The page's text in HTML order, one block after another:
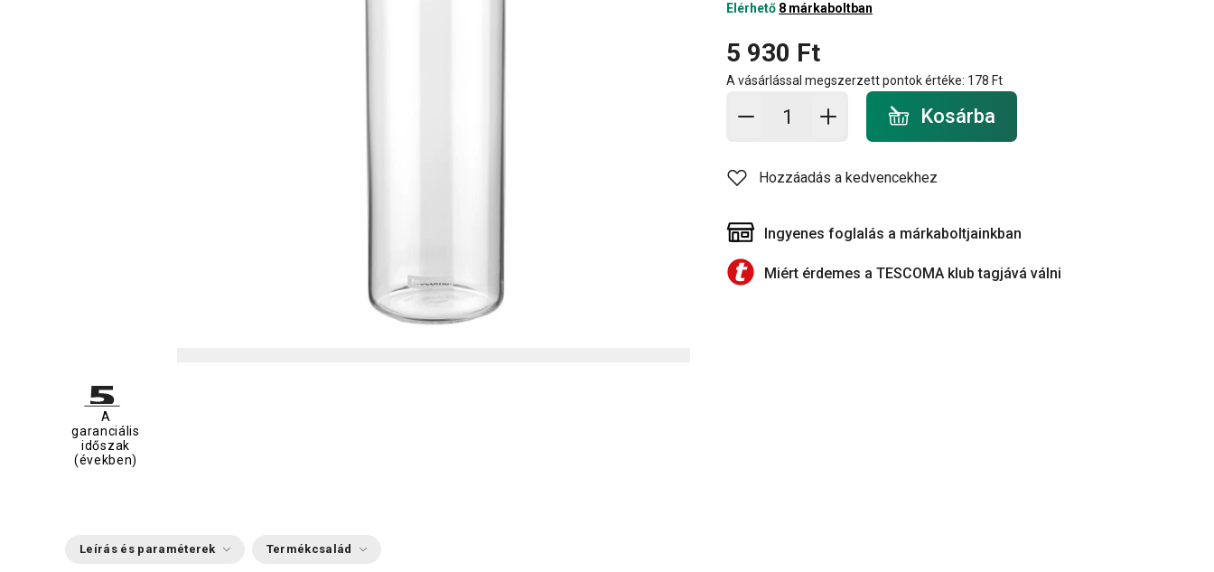
Elérhető 8 márkaboltban
5 930 Ft
A vásárlással megszerzett pontok értéke: 178 Ft
Kosárba - mennyiség
Kosárba
Hozzáadás a kedvencekhez
Ingyenes foglalás a márkaboltjainkban
Miért érdemes a TESCOMA klub tagjává válni
A
garanciális
időszak
(években)
Leírás és paraméterek Termékcsalád